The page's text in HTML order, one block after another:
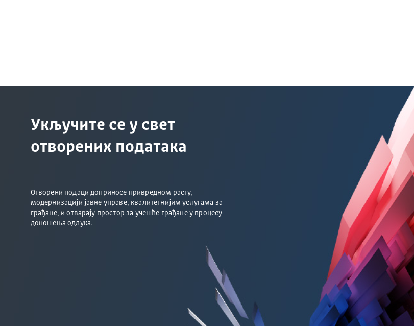
Укључите се у свет
отворених података
Отворени подаци доприносе привредном расту,
модернизацији јавне управе, квалитетнијим услугама за
грађане, и отварају простор за учешће грађане у процесу
доношења одлука.